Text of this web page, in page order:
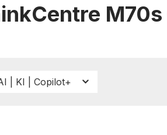
M70s
| KI | Copilot+